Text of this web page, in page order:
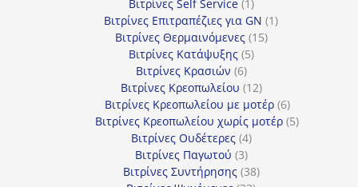
Βιτρίνες Self Service 1
προϊόν
Βιτρίνες Επιτραπέζιες για GN 11
Βιτρίνες Θερμαινόμενες 1515
Βιτρίνες Κατάψυξης 55
Βιτρίνες Κρασιών 66
προϊόντα
Βιτρίνες Κρεοπωλείου 1212
προϊόντα
Βιτρίνες Κρεοπωλείου με μοτέρ 66
προϊόντα
Βιτρίνες Κρεοπωλείου χωρίς μοτέρ 55
Βιτρίνες Ουδέτερες 44
προϊόντα
Βιτρίνες Παγωτού 33
προϊόντα
Βιτρίνες Συντήρησης 3838